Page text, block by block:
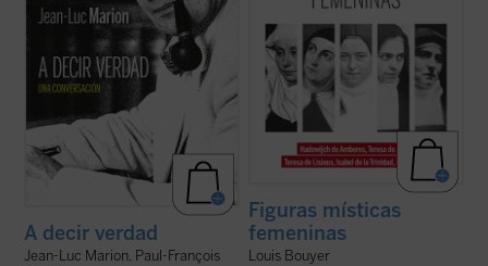
A decir verdad
Jean-Luc Marion, Paul-François
Figuras místicas
femeninas
Louis Bouyer